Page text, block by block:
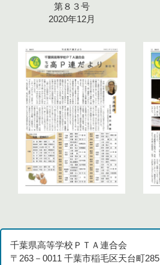
第８３号
2020年12月
千葉県高等学校ＰＴＡ連合会
〒263－0011 千葉市稲毛区天台町285